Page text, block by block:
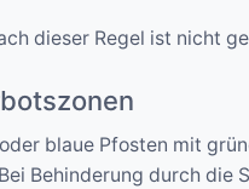
dieser Regel ist nicht
blaue Pfosten mit
Behinderung durch die